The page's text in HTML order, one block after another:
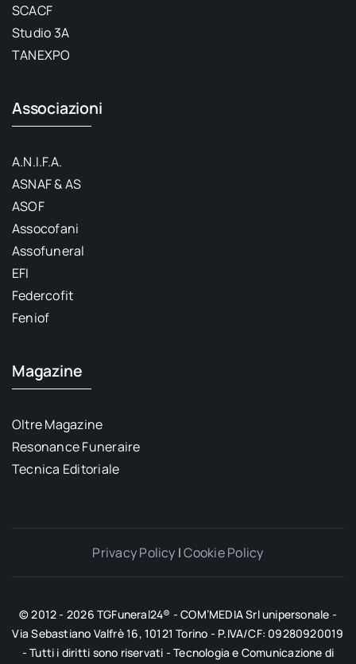
SCACF
Studio 3A
TANEXPO
Associazioni
A.N.I.F.A.
ASNAF & AS
ASOF
Assocofani
Assofuneral
EFI
Federcofit
Feniof
Magazine
Oltre Magazine
Resonance Funeraire
Tecnica Editoriale
Privacy Policy |Cookie Policy
© 2012 - 2026 TGFuneral24® - COM’MEDIA Srl unipersonale -
Via Sebastiano Valfrè 16, 10121 Torino - P.IVA/CF: 09280920019
- Tutti i diritti sono riservati - Tecnologia e Comunicazione di